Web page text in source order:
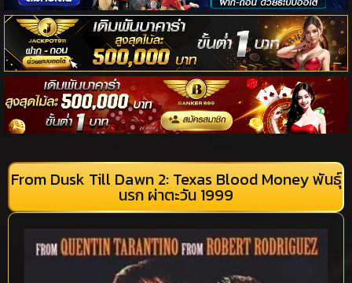
From Dusk Till Dawn 2: Texas Blood Money พันธุ์
นรก ผ่าตะวัน 1999